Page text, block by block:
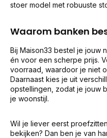
stoer model met robuuste
Waarom banken
Bij Maison33 bestel je jouw
én voor een scherpe prijs.
voorraad, waardoor je niet
Daarnaast kies je uit
opstellingen, zodat je jouw
je woonstijl.
Wil je liever eerst
bekijken? Dan ben je van